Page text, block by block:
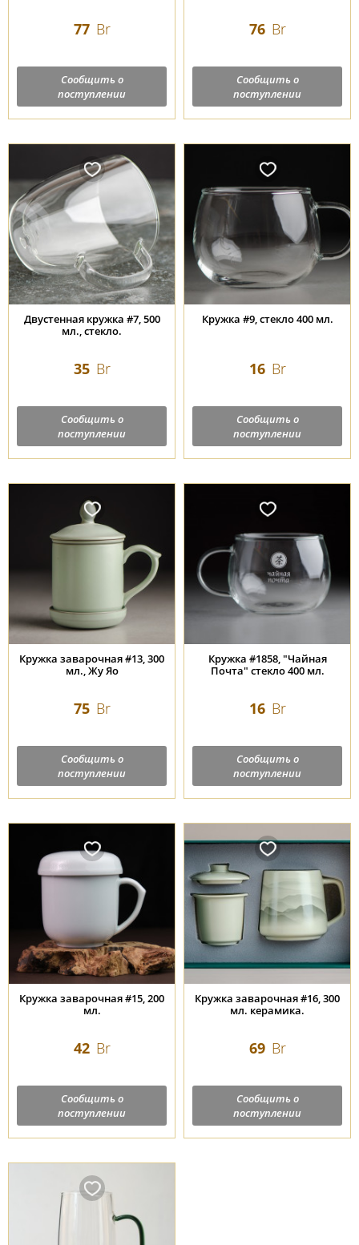
77 Br
Сообщить о
поступлении
76 Br
Сообщить о
поступлении
Двустенная кружка #7, 500
мл., стекло.
35 Br
Сообщить о
поступлении
Кружка #9, стекло 400 мл.
16 Br
Сообщить о
поступлении
Кружка заварочная #13, 300
мл., Жу Яо
75 Br
Сообщить о
поступлении
Кружка #1858, "Чайная
Почта" стекло 400 мл.
16 Br
Сообщить о
поступлении
Кружка заварочная #15, 200
мл.
42 Br
Сообщить о
поступлении
Кружка заварочная #16, 300
мл. керамика.
69 Br
Сообщить о
поступлении